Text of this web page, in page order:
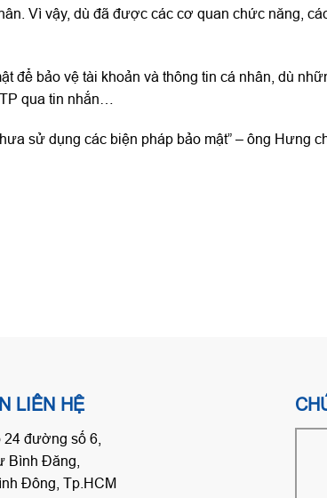
Vì vậy, dù đã được các cơ quan chức năng,
để bảo vệ tài khoản và thông tin cá nhân, dù
qua tin nhắn…
sử dụng các biện pháp bảo mật” – ông Hưng
LIÊN HỆ
đường số 6,
Bình Đăng,
Đông, Tp.HCM